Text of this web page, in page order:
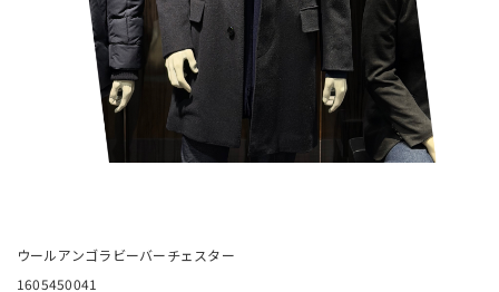
ウールアンゴラビーバーチェスター
1605450041